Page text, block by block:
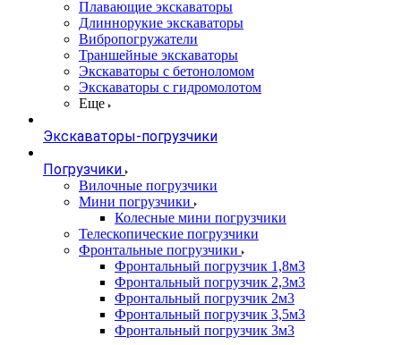
Плавающие экскаваторы
Длиннорукие экскаваторы
Вибропогружатели
Траншейные экскаваторы
Экскаваторы с бетоноломом
Экскаваторы с гидромолотом
Еще
Экскаваторы-погрузчики
Погрузчики
Вилочные погрузчики
Мини погрузчики
Колесные мини погрузчики
Телескопические погрузчики
Фронтальные погрузчики
Фронтальный погрузчик 1,8м3
Фронтальный погрузчик 2,3м3
Фронтальный погрузчик 2м3
Фронтальный погрузчик 3,5м3
Фронтальный погрузчик 3м3